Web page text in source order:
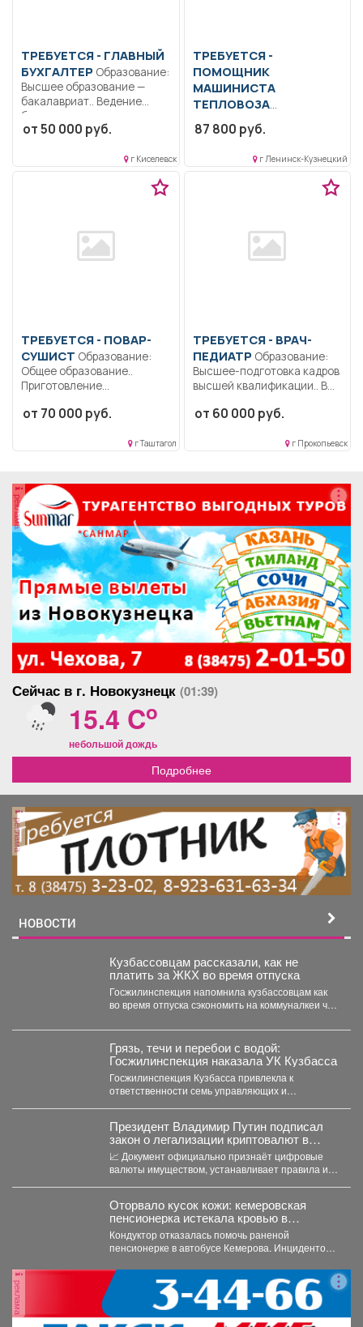
ТРЕБУЕТСЯ - ГЛАВНЫЙ
БУХГАЛТЕР
Высшее образование —
бакалавриат.. Ведение
бухгалтерского и
налогового...
от 50 000 руб.
г Киселевск
ТРЕБУЕТСЯ -
ПОМОЩНИК
МАШИНИСТА
ТЕПЛОВОЗА
профессиональное
перевозок. Обеспечение
безопасности движения...
87 800 руб.
г Ленинск-Кузнецкий
ТРЕБУЕТСЯ - ПОВАР-
СУШИСТ
Общее образование..
Приготовление
суш, роллов....
от 70 000 руб.
г Таштагол
ТРЕБУЕТСЯ - ВРАЧ-
ПЕДИАТР
Высшее-подготовка кадров
высшей квалификации.. В
должностной...
от 60 000 руб.
г Прокопьевск
реклама
Сейчас в г. Новокузнецк (01:39)
15.4 Co
небольшой дождь
Подробнее
реклама
НОВОСТИ
Кузбассовцам рассказали, как не
платить за ЖКХ во время отпуска
Госжилинспекция напомнила кузбассовцам как
во время отпуска сэкономить на коммуналкеи что
Грязь, течи и перебои с водой:
Госжилинспекция наказала УК Кузбасса
Госжилинспекция Кузбасса привлекла к
ответственности семь управляющих и
Президент Владимир Путин подписал
закон о легализации криптовалют в
России.
📈 Документ официально признаёт цифровые
валюты имуществом, устанавливает правила их
Оторвало кусок кожи: кемеровская
пенсионерка истекала кровью в
автобусе
Кондуктор отказалась помочь раненой
пенсионерке в автобусе Кемерова. Инцидентом
комитет...
реклама